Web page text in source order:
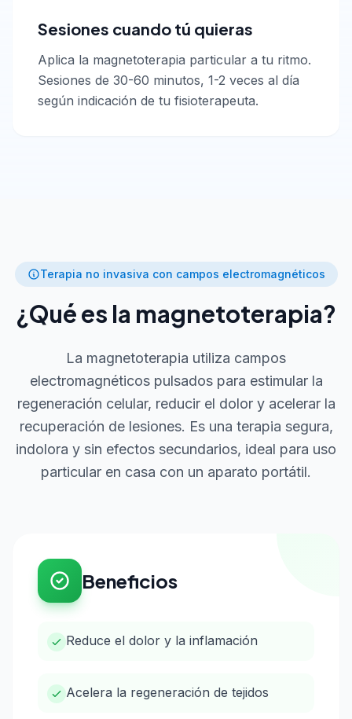
Sesiones cuando tú quieras
Aplica la magnetoterapia particular a tu ritmo.
Sesiones de 30-60 minutos, 1-2 veces al día
según indicación de tu fisioterapeuta.
Terapia no invasiva con campos electromagnéticos
¿Qué es la magnetoterapia?
La magnetoterapia utiliza campos
electromagnéticos pulsados para estimular la
regeneración celular, reducir el dolor y acelerar la
recuperación de lesiones. Es una terapia segura,
indolora y sin efectos secundarios, ideal para uso
particular en casa con un aparato portátil.
Beneficios
Reduce el dolor y la inflamación
Acelera la regeneración de tejidos